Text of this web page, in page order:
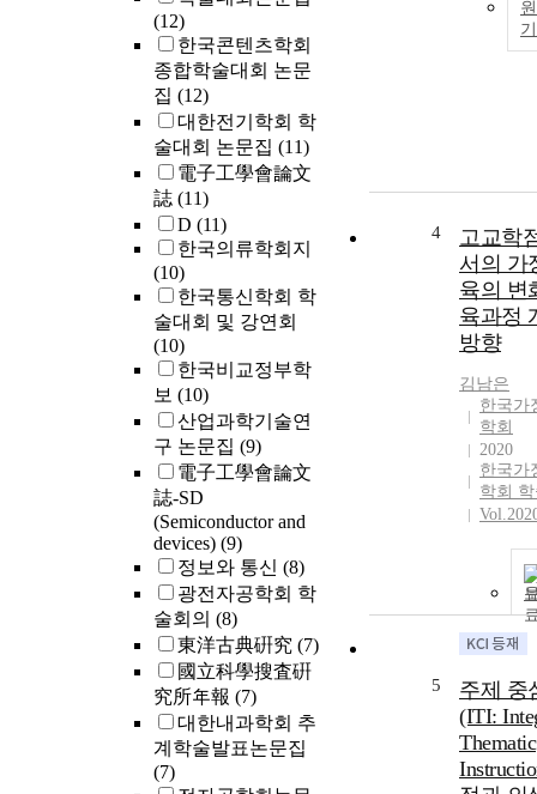
(12)
한국콘텐츠학회
종합학술대회 논문
집 (12)
대한전기학회 학
술대회 논문집 (11)
電子工學會論文
誌 (11)
D (11)
한국의류학회지
(10)
한국통신학회 학
술대회 및 강연회
(10)
한국비교정부학
보 (10)
산업과학기술연
구 논문집 (9)
電子工學會論文
誌-SD
(Semiconductor and
devices) (9)
정보와 통신 (8)
광전자공학회 학
술회의 (8)
東洋古典硏究 (7)
國立科學搜査硏
究所年報 (7)
대한내과학회 추
계학술발표논문집
(7)
4
고교학
서의 가
육의 변
육과정
방향
김남은
한국가
학회
2020
한국가
학회
5
주제 중
(ITI:
Thematic